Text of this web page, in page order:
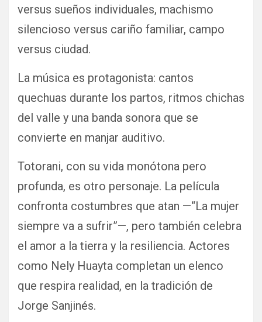
versus sueños individuales, machismo
silencioso versus cariño familiar, campo
versus ciudad.
La música es protagonista: cantos
quechuas durante los partos, ritmos chichas
del valle y una banda sonora que se
convierte en manjar auditivo.
Totorani, con su vida monótona pero
profunda, es otro personaje. La película
confronta costumbres que atan —“La mujer
siempre va a sufrir”—, pero también celebra
el amor a la tierra y la resiliencia. Actores
como Nely Huayta completan un elenco
que respira realidad, en la tradición de
Jorge Sanjinés.